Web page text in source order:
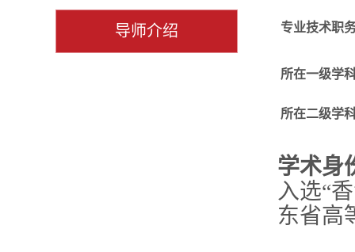
导师介绍 专业技术职
所在一级学
所在二级学
学术身
入选“
东省高